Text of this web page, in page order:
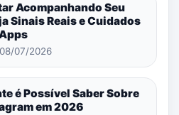
Acompanhando Seu
Sinais Reais e Cuidados
07/2026
é Possível Saber Sobre
em 2026